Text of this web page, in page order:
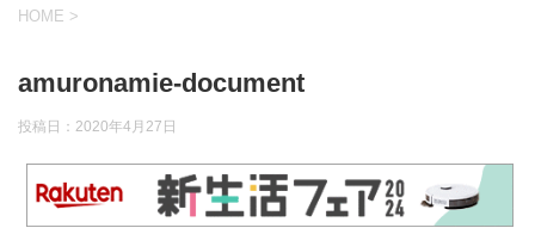
HOME >
amuronamie-document
投稿日： 2020年4月27日